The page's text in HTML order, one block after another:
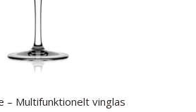
– Multifunktionelt vinglas